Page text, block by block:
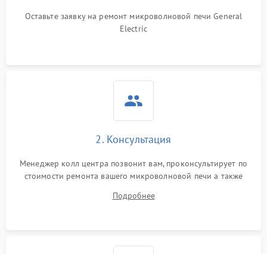
Оставьте заявку на ремонт микроволновой печи General
Electric
2. Консультация
Менеджер колл центра позвонит вам, проконсультирует по
стоимости ремонта вашего микроволновой печи а также
Подробнее